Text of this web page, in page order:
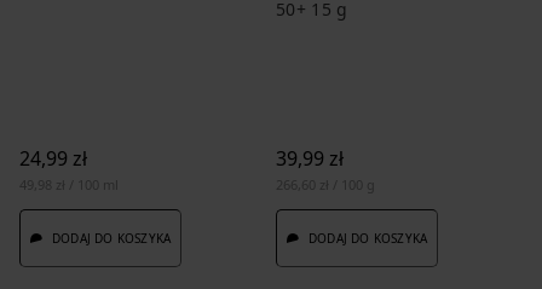
24,99 zł
49,98 zł / 100 ml
DODAJ DO KOSZYKA
50+ 15 g
39,99 zł
266,60 zł / 100 g
DODAJ DO KOSZYKA